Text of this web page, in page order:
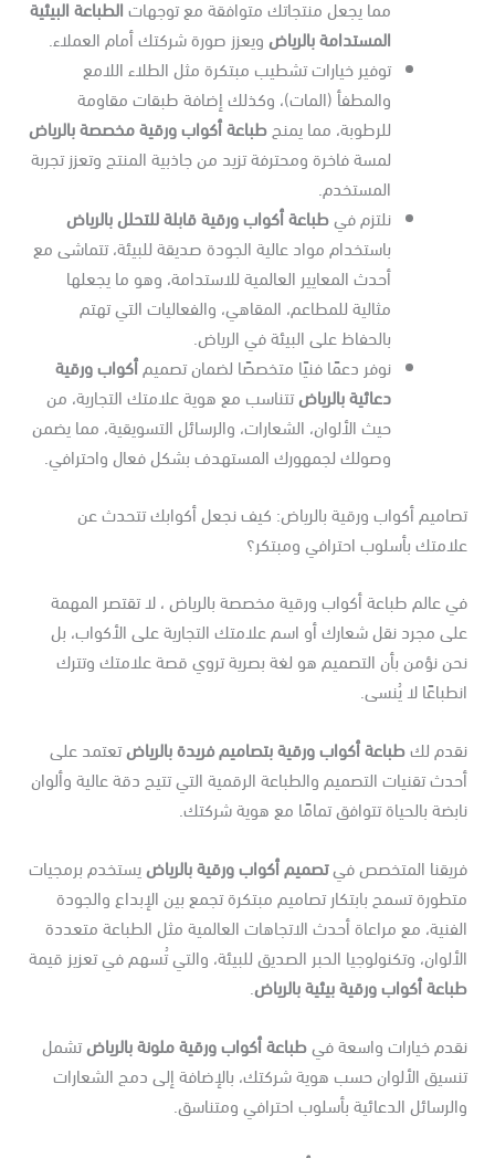
مما يجعل منتجاتك متوافقة مع توجهاتالطباعة البيئية
المستدامة بالرياضويعزز صورة شركتك أمام العملاء.
توفير خيارات تشطيب مبتكرة مثل الطلاء اللامع
والمطفأ (المات)، وكذلك إضافة طبقات مقاومة
للرطوبة، مما يمنحطباعة أكواب ورقية مخصصة بالرياض
لمسة فاخرة ومحترفة تزيد من جاذبية المنتج وتعزز تجربة
المستخدم.
نلتزم فيطباعة أكواب ورقية قابلة للتحلل بالرياض
باستخدام مواد عالية الجودة صديقة للبيئة، تتماشى مع
أحدث المعايير العالمية للاستدامة، وهو ما يجعلها
مثالية للمطاعم، المقاهي، والفعاليات التي تهتم
بالحفاظ على البيئة في الرياض.
نوفر دعمًا فنيًا متخصصًا لضمان تصميمأكواب ورقية
دعائية بالرياضتتناسب مع هوية علامتك التجارية، من
حيث الألوان، الشعارات، والرسائل التسويقية، مما يضمن
وصولك لجمهورك المستهدف بشكل فعال واحترافي.
أكواب ورقية بالرياض: كيف نجعل أكوابك تتحدث عن
بأسلوب احترافي ومبتكر؟
عالم طباعة أكواب ورقية مخصصة بالرياض ، لا تقتصر المهمة
مجرد نقل شعارك أو اسم علامتك التجارية على الأكواب، بل
نؤمن بأن التصميم هو لغة بصرية تروي قصة علامتك وتترك
لا يُنسى.
لكطباعة أكواب ورقية بتصاميم فريدة بالرياضتعتمد على
تقنيات التصميم والطباعة الرقمية التي تتيح دقة عالية وألوان
بالحياة تتوافق تمامًا مع هوية شركتك.
المتخصص فيتصميم أكواب ورقية بالرياضيستخدم برمجيات
تسمح بابتكار تصاميم مبتكرة تجمع بين الإبداع والجودة
مع مراعاة أحدث الاتجاهات العالمية مثل الطباعة متعددة
وتكنولوجيا الحبر الصديق للبيئة، والتي تُسهم في تعزيز قيمة
أكواب ورقية بيئية بالرياض.
خيارات واسعة فيطباعة أكواب ورقية ملونة بالرياضتشمل
الألوان حسب هوية شركتك، بالإضافة إلى دمج الشعارات
الدعائية بأسلوب احترافي ومتناسق.